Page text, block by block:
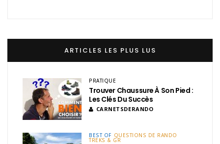
ARTICLES LES PLUS LUS
PRATIQUE
Trouver Chaussure À Son Pied :
Les Clés Du Succès
CARNETSDERANDO
BEST OF QUESTIONS DE RANDO
TREKS & GR